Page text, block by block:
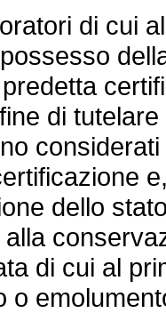
di cui al
di
dello
di cui al
o